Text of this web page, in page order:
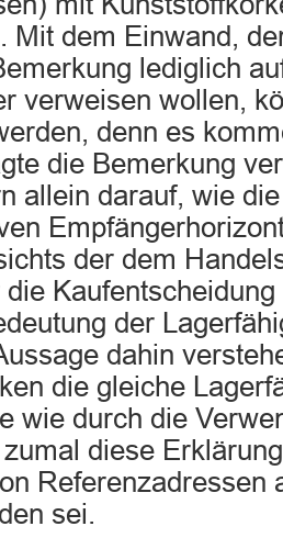
Mit dem Einwand,
lediglich
verweisen wollen,
denn es
die Bemerkung
allein darauf, wie
der dem
die
der
dahin
die gleiche
wie durch die
diese
Referenzadressen
sei.